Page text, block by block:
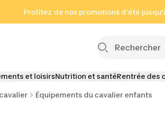
au pied de page
Profitez de nos promotions d'été
et loisirsNutrition et santéRentrée des
Équipements du cavalier enfants